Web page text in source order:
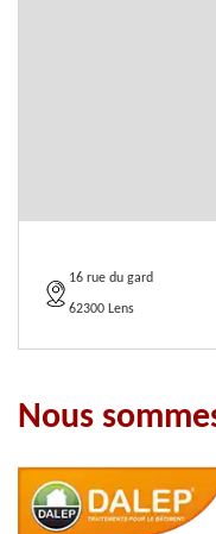
16 rue du gard
62300 Lens
Nous